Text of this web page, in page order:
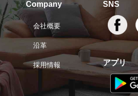
Company
会社概要
沿革
採用情報
SNS
アプリ